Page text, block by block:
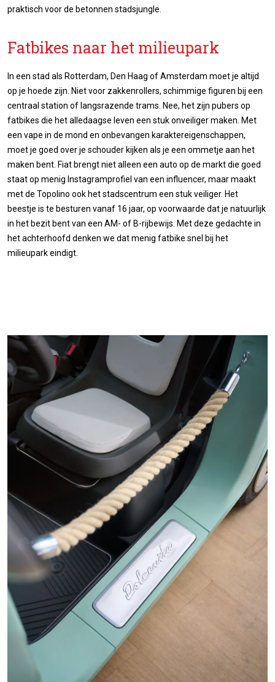
praktisch voor de betonnen stadsjungle.
Fatbikes naar het milieupark
In een stad als Rotterdam, Den Haag of Amsterdam moet je altijd
op je hoede zijn. Niet voor zakkenrollers, schimmige figuren bij een
centraal station of langsrazende trams. Nee, het zijn pubers op
fatbikes die het alledaagse leven een stuk onveiliger maken. Met
een vape in de mond en onbevangen karaktereigenschappen,
moet je goed over je schouder kijken als je een ommetje aan het
maken bent. Fiat brengt niet alleen een auto op de markt die goed
staat op menig Instagramprofiel van een influencer, maar maakt
met de Topolino ook het stadscentrum een stuk veiliger. Het
beestje is te besturen vanaf 16 jaar, op voorwaarde dat je natuurlijk
in het bezit bent van een AM- of B-rijbewijs. Met deze gedachte in
het achterhoofd denken we dat menig fatbike snel bij het
milieupark eindigt.